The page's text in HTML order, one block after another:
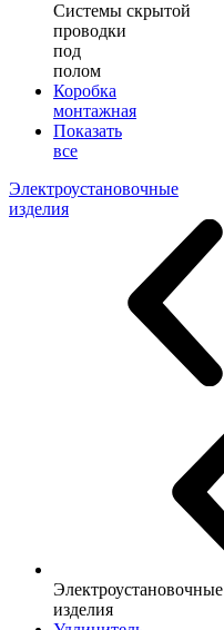
Системы скрытой
проводки
под
полом
Коробка
монтажная
Показать
все
Электроустановочные
изделия
Электроустановочные
изделия